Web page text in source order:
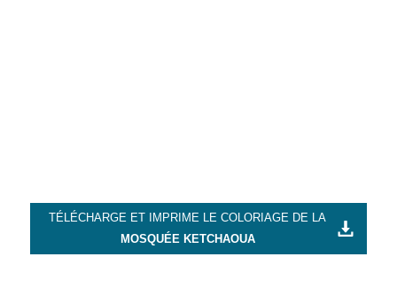
TÉLÉCHARGE ET IMPRIME LE COLORIAGE DE LA
MOSQUÉE KETCHAOUA